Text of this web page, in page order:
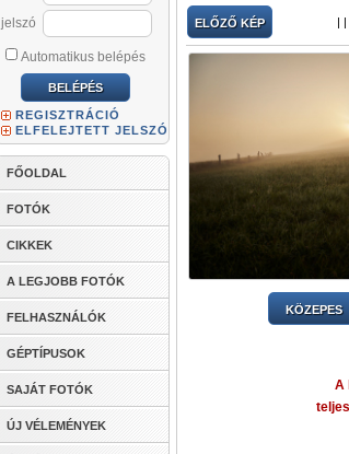
jelszó
Automatikus belépés
REGISZTRÁCIÓ
ELFELEJTETT JELSZÓ
FŐOLDAL
FOTÓK
CIKKEK
A LEGJOBB FOTÓK
FELHASZNÁLÓK
GÉPTÍPUSOK
SAJÁT FOTÓK
ÚJ VÉLEMÉNYEK
ELŐZŐ KÉP | |
KÖZEPES
A